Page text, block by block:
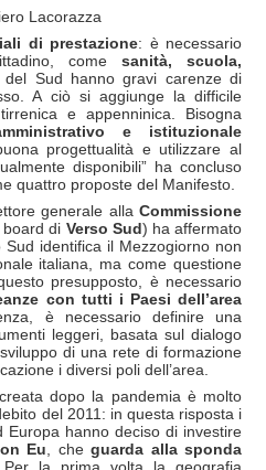
Lacorazza
di prestazione: è necessario
come sanità, scuola,
del Sud hanno gravi carenze di
A ciò si aggiunge la difficile
e appenninica. Bisogna
e istituzionale
progettualità e utilizzare al
disponibili” ha concluso
quattro proposte del Manifesto.
generale alla Commissione
board di Verso Sud) ha affermato
Sud identifica il Mezzogiorno non
italiana, ma come questione
presupposto, è necessario
con tutti i Paesi dell’area
è necessario definire una
leggeri, basata sul dialogo
di una rete di formazione
i diversi poli dell’area.
dopo la pandemia è molto
del 2011: in questa risposta i
Europa hanno deciso di investire
Eu , cheguarda alla sponda
. Per la prima volta la geografia